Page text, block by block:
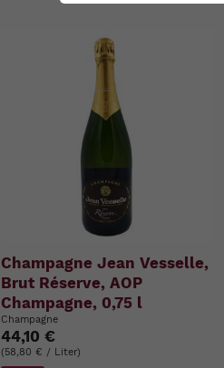
Champagne Jean Vesselle,
Brut Réserve, AOP
Champagne, 0,75 l
Champagne
44,10 €
(58,80 € / Liter)